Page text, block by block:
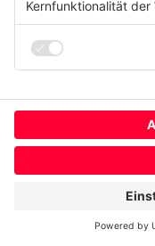
Diese Website
Technologien, um
verbessern und
anzuzeigen. Ihre
Wirkung für die